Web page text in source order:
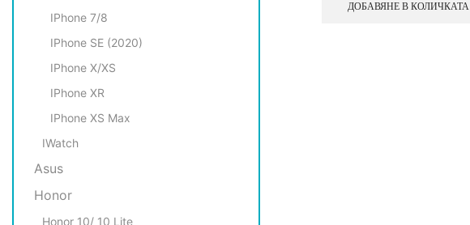
ДОБАВЯНЕ В КОЛИЧКАТА
IPhone 7/8
IPhone SE (2020)
IPhone X/XS
IPhone XR
IPhone XS Max
IWatch
Asus
Honor
Honor 10/ 10 Lite